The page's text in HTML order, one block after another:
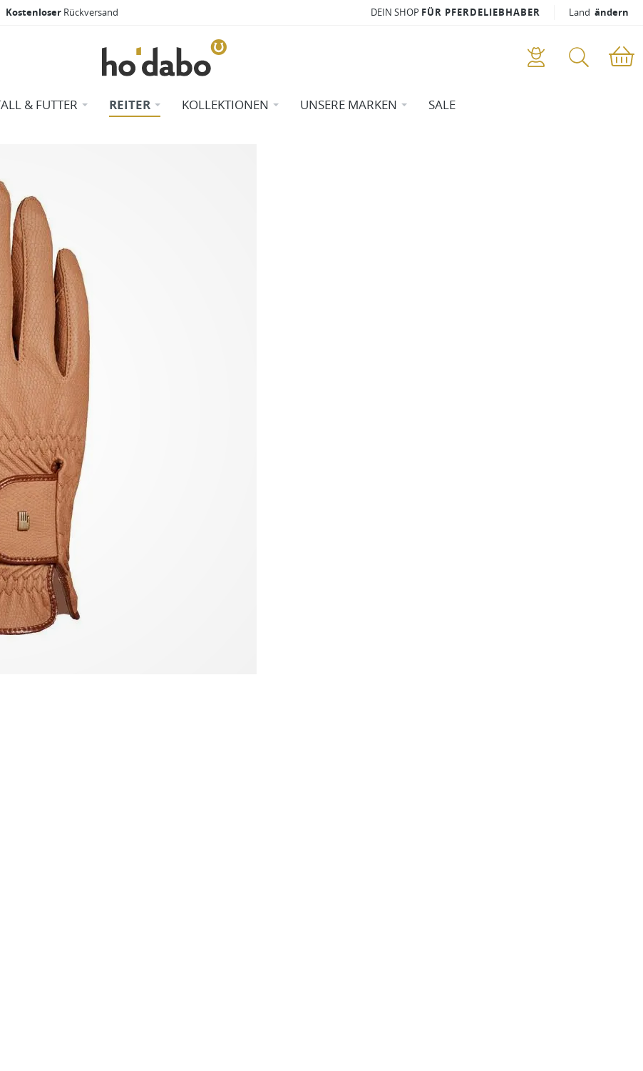
Kostenloser Rückversand DEIN SHOP FÜR PFERDELIEBHABER Land ändern
& FUTTER REITER KOLLEKTIONEN UNSERE MARKEN SALE